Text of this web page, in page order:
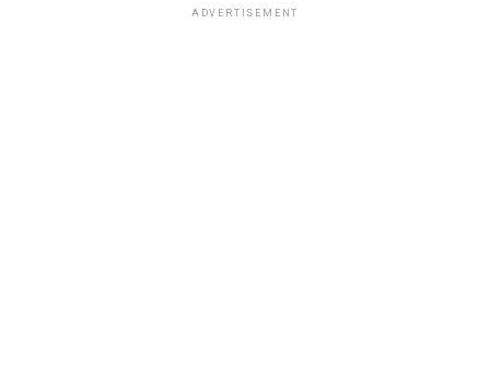
ADVERTISEMENT